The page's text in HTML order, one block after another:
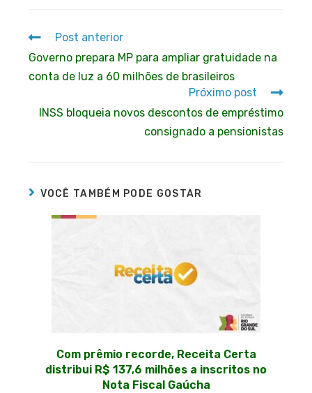
Post anterior
Governo prepara MP para ampliar gratuidade na
conta de luz a 60 milhões de brasileiros
Próximo post
INSS bloqueia novos descontos de empréstimo
consignado a pensionistas
VOCÊ TAMBÉM PODE GOSTAR
Com prêmio recorde, Receita Certa
distribui R$ 137,6 milhões a inscritos no
Nota Fiscal Gaúcha